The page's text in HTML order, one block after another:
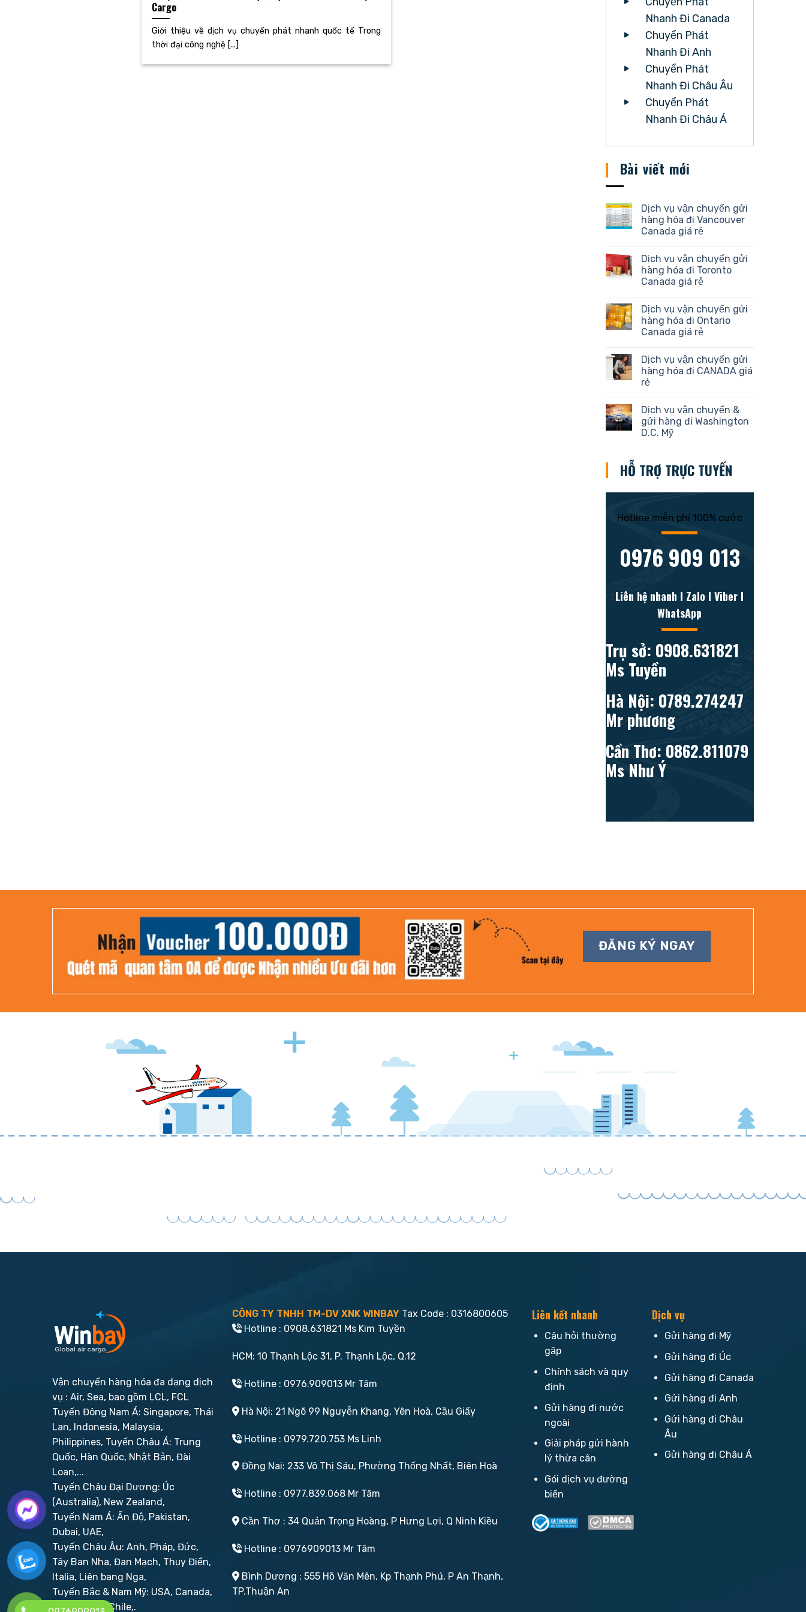
Cargo
Giới thiệu về dịch vụ chuyển phát nhanh quốc tế Trong
thời đại công nghệ [...]
Nhanh Đi Canada
Chuyển Phát
Nhanh Đi Anh
Chuyển Phát
Nhanh Đi Châu Âu
Chuyển Phát
Nhanh Đi Châu Á
Bài viết mới
Dịch vụ vận chuyển gửi
hàng hóa đi Vancouver
Canada giá rẻ
Dịch vụ vận chuyển gửi
hàng hóa đi Toronto
Canada giá rẻ
Dịch vụ vận chuyển gửi
hàng hóa đi Ontario
Canada giá rẻ
Dịch vụ vận chuyển gửi
hàng hóa đi CANADA giá
rẻ
Dịch vụ vận chuyển &
gửi hàng đi Washington
D.C. Mỹ
HỖ TRỢ TRỰC TUYẾN
Hotline miễn phí 100% cước
0976 909 013
Liên hệ nhanh l Zalo l Viber l
WhatsApp
Trụ sở: 0908.631821
Ms Tuyền
Hà Nội: 0789.274247
Mr phương
Cần Thơ: 0862.811079
Ms Như Ý
ĐĂNG KÝ NGAY
Vận chuyển hàng hóa đa dạng dịch
vụ : Air, Sea, bao gồm LCL, FCL
Tuyến Đông Nam Á: Singapore, Thái
Lan, Indonesia, Malaysia,
Philippines, Tuyến Châu Á: Trung
Quốc, Hàn Quốc, Nhật Bản, Đài
Loan,...
Tuyến Châu Đại Dương: Úc
(Australia), New Zealand,
Tuyến Nam Á: Ấn Độ, Pakistan,
Dubai, UAE,
Tuyến Châu Âu: Anh, Pháp, Đức,
Tây Ban Nha, Đan Mạch, Thụy Điển,
Italia, Liên bang Nga,
Tuyến Bắc & Nam Mỹ: USA, Canada,
Brazil, Peru, Chile,.
CÔNG TY TNHH TM-DV XNK WINBAY Tax Code : 0316800605
Hotline : 0908.631821 Ms Kim Tuyền
HCM: 10 Thạnh Lộc 31, P. Thạnh Lộc, Q.12
Hotline : 0976.909013 Mr Tâm
Hà Nội: 21 Ngõ 99 Nguyễn Khang, Yên Hoà, Cầu Giấy
Hotline : 0979.720.753 Ms Linh
Đồng Nai: 233 Võ Thị Sáu, Phường Thống Nhất, Biên Hoà
Hotline : 0977.839.068 Mr Tâm
Cần Thơ : 34 Quản Trọng Hoàng, P Hưng Lợi, Q Ninh Kiều
Hotline : 0976909013 Mr Tâm
Bình Dương : 555 Hồ Văn Mên, Kp Thạnh Phú, P An Thạnh,
TP.Thuận An
Liên kết nhanh
Câu hỏi thường
gặp
Chính sách và quy
định
Gửi hàng đi nước
ngoài
Giải pháp gửi hành
lý thừa cân
Gói dịch vụ đường
biển
Dịch vụ
Gửi hàng đi Mỹ
Gửi hàng đi Úc
Gửi hàng đi Canada
Gửi hàng đi Anh
Gửi hàng đi Châu
Âu
Gửi hàng đi Châu Á